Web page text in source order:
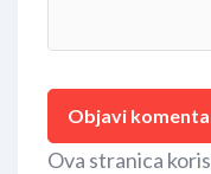
Ova stranica